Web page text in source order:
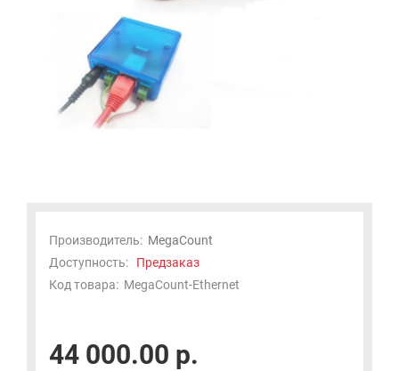
Производитель: MegaCount
Доступность: Предзаказ
Код товара: MegaCount-Ethernet
44 000.00 р.